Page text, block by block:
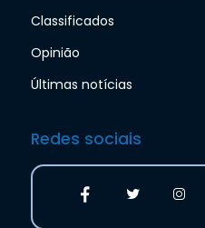
Classificados
Opinião
Últimas notícias
Redes sociais